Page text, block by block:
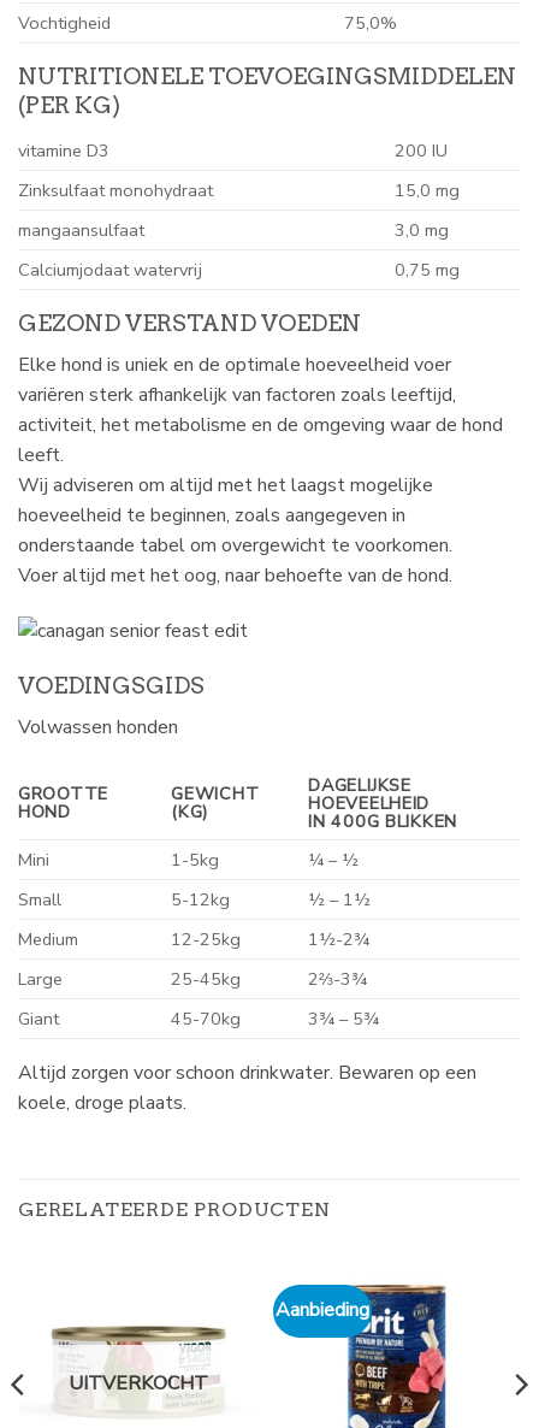
Vochtigheid 75,0%
NUTRITIONELE TOEVOEGINGSMIDDELEN
(PER KG)
vitamine D3
200 IU
Zinksulfaat monohydraat
15,0 mg
mangaansulfaat
3,0 mg
Calciumjodaat watervrij
0,75 mg
GEZOND VERSTAND VOEDEN
Elke hond is uniek en de optimale hoeveelheid voer
variëren sterk afhankelijk van factoren zoals leeftijd,
activiteit, het metabolisme en de omgeving waar de hond
leeft.
Wij adviseren om altijd met het laagst mogelijke
hoeveelheid te beginnen, zoals aangegeven in
onderstaande tabel om overgewicht te voorkomen.
Voer altijd met het oog, naar behoefte van de hond.
VOEDINGSGIDS
Volwassen honden
GROOTTE
HOND
GEWICHT
(KG)
DAGELIJKSE
HOEVEELHEID
IN 400G BLIKKEN
Mini
1-5kg
¼ – ½
Small
5-12kg
½ – 1½
Medium
12-25kg
1½-2¾
Large
25-45kg
2⅔-3¾
Giant
45-70kg 3¾ – 5¾
Altijd zorgen voor schoon drinkwater. Bewaren op een
koele, droge plaats.
GERELATEERDE PRODUCTEN
UITVERKOCHT
Aanbieding